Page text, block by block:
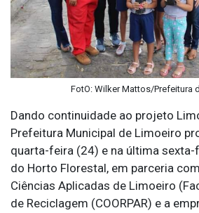
FotO: Wilker Mattos/Prefeitura
Dando continuidade ao projeto
Prefeitura Municipal de Limoeiro
quarta-feira (24) e na última sexta-
do Horto Florestal, em parceria
Ciências Aplicadas de Limoeiro
de Reciclagem (COORPAR) e a